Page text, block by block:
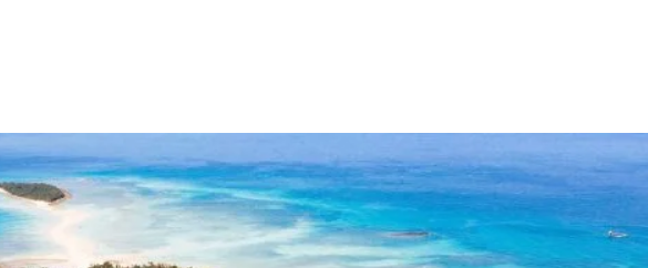
7 TAGE AUFENTHALT